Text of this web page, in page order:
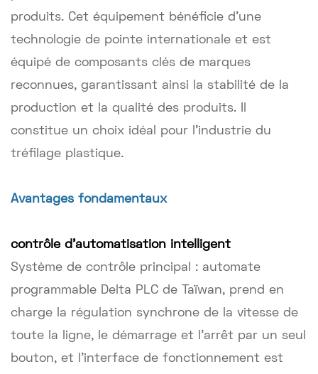
produits. Cet équipement bénéficie d'une
technologie de pointe internationale et est
équipé de composants clés de marques
reconnues, garantissant ainsi la stabilité de la
production et la qualité des produits. Il
constitue un choix idéal pour l'industrie du
tréfilage plastique.
Avantages fondamentaux
contrôle d'automatisation intelligent
Système de contrôle principal : automate
programmable Delta PLC de Taïwan, prend en
charge la régulation synchrone de la vitesse de
toute la ligne, le démarrage et l'arrêt par un seul
bouton, et l'interface de fonctionnement est